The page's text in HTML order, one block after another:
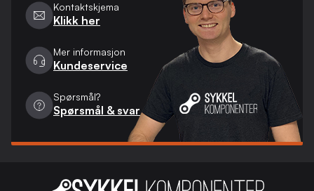
Kontaktskjema
Klikk her
Mer informasjon
Kundeservice
Spørsmål?
Spørsmål & svar